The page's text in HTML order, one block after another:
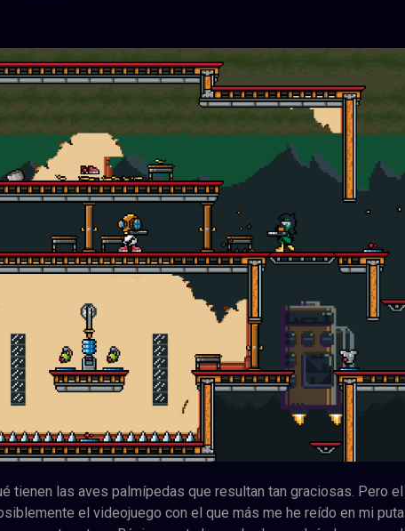
tienen las aves palmípedas que resultan tan graciosas. Pero el
el videojuego con el que más me he reído en mi puta